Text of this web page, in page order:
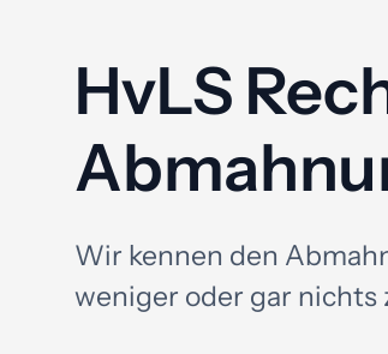
HvLS
Wir kennen den
weniger oder gar nichts